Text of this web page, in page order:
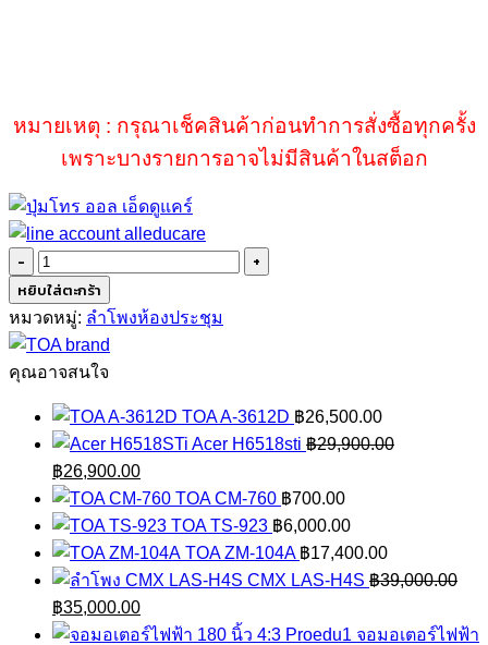
หมายเหตุ : กรุณาเช็คสินค้าก่อนทำการสั่งซื้อทุกครั้ง
เพราะบางรายการอาจไม่มีสินค้าในสต็อก
จำนวน
TOA
BS-
P1030W
AS
หยิบใส่ตะกร้า
หมวดหมู่: ลำโพงห้องประชุม
คุณอาจสนใจ
TOA A-3612D ฿26,500.00
Acer H6518sti ฿29,900.00
Original
price
was:
฿29,900.00.
฿26,900.00Current
price
is:
฿26,900.00.
TOA CM-760 ฿700.00
TOA TS-923 ฿6,000.00
TOA ZM-104A ฿17,400.00
CMX LAS-H4S ฿39,000.00
Original
price
฿35,000.00Current
price
จอมอเตอร์ไฟฟ้า